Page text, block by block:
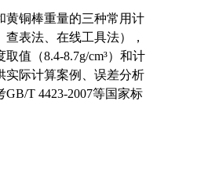
黄铜棒重量的三种常用计
表法、在线工具法），
值（8.4-8.7g/cm³）和计
实际计算案例、误差分析
T 4423-2007等国家标